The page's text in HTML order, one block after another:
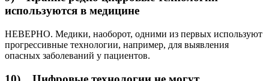
используются в медицине
НЕВЕРНО. Медики, наоборот, одними из первых используют
прогрессивные технологии, например, для выявления
опасных заболеваний у пациентов.